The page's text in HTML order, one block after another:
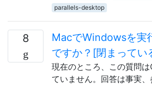
parallels-desktop
8
MacでWindowsを実
ですか？[閉まってい
現在のところ、この質問
ていません。回答は事実